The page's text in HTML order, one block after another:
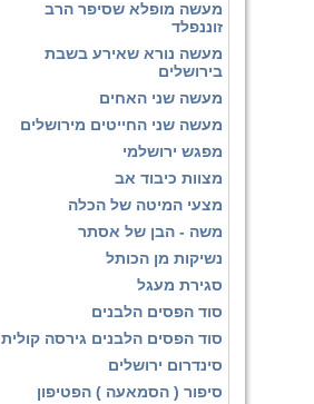
מעשה מופלא שסיפר הרב
זוננפלד
מעשה נורא שאירע בשבת
בירושלים
מעשה שני האחים
מעשה שני החייטים מירושלים
מפגש ירושלמי
מצוות כיבוד אב
מצעי המיטה של הכלה
משה - הבן של אסתר
נשיקות מן הכותל
סגירת מעגל
סוד הפסים הלבנים
סוד הפסים הלבנים גירסה קולית
סינדרום ירושלים
סיפור ( הסמאעה ) הפטיפון